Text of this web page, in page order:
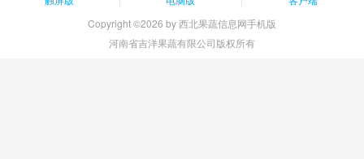
Copyright ©2026 by 西北果蔬信息网手机版
河南省吉洋果蔬有限公司版权所有